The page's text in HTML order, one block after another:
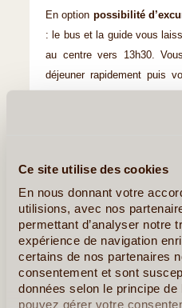
Ce site utilise des cookies
En nous donnant votre
utilisions, avec nos
permettant d’analyser notre
expérience de navigation
certains de nos partenaires
consentement et sont
données selon le principe de
pouvez gérer votre
En option possibilité
: le bus et la guide vous
au centre vers 13h30.
déjeuner rapidement puis
Le bus longera la route
pour admirer le paysage vers
l’hôtel en fin de journée.